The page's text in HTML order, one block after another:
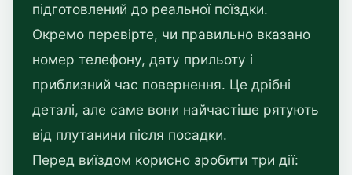
підготовлений до реальної поїздки.
Окремо перевірте, чи правильно вказано
номер телефону, дату прильоту і
приблизний час повернення. Це дрібні
деталі, але саме вони найчастіше рятують
від плутанини після посадки.
Перед виїздом корисно зробити три дії: